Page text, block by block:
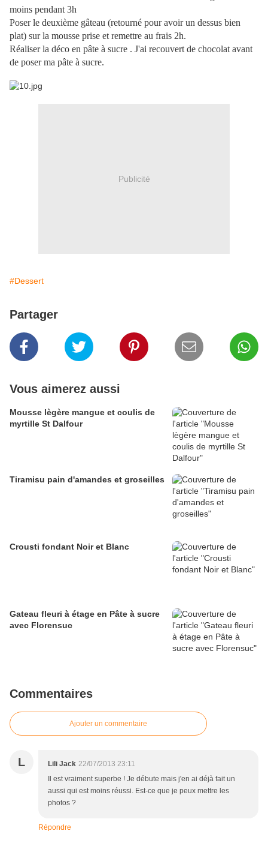
moins pendant 3h
Poser le deuxième gâteau (retourné pour avoir un dessus bien
plat) sur la mousse prise et remettre au frais 2h.
Réaliser la déco en pâte à sucre . J'ai recouvert de chocolat avant
de poser ma pâte à sucre.
Publicité
#Dessert
Partager
Vous aimerez aussi
Mousse lègère mangue et coulis de
myrtille St Dalfour
Tiramisu pain d'amandes et groseilles
Crousti fondant Noir et Blanc
Gateau fleuri à étage en Pâte à sucre
avec Florensuc
Commentaires
Ajouter un commentaire
L Lili Jack 22/07/2013 23:11
Il est vraiment superbe ! Je débute mais j'en ai déjà fait un
aussi qui est moins réussi. Est-ce que je peux mettre les
photos ?
Répondre